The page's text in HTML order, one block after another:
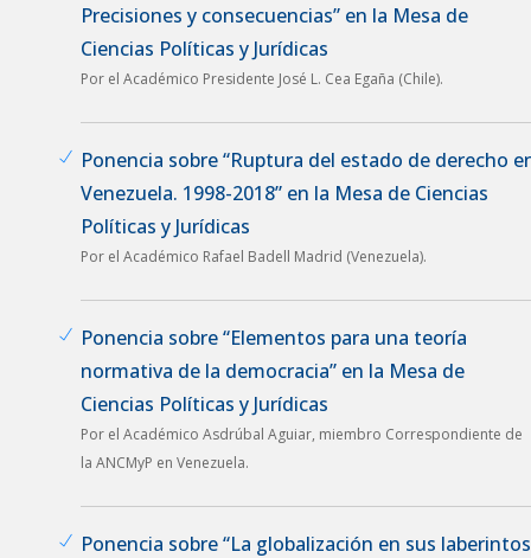
Precisiones y consecuencias” en la Mesa de
Ciencias Políticas y Jurídicas
Por el Académico Presidente José L. Cea Egaña (Chile).
Ponencia sobre “Ruptura del estado de derecho
Venezuela. 1998-2018” en la Mesa de Ciencias
Políticas y Jurídicas
Por el Académico Rafael Badell Madrid (Venezuela).
Ponencia sobre “Elementos para una teoría
normativa de la democracia” en la Mesa de
Ciencias Políticas y Jurídicas
Por el Académico Asdrúbal Aguiar, miembro Correspondiente de
la ANCMyP en Venezuela.
Ponencia sobre “La globalización en sus